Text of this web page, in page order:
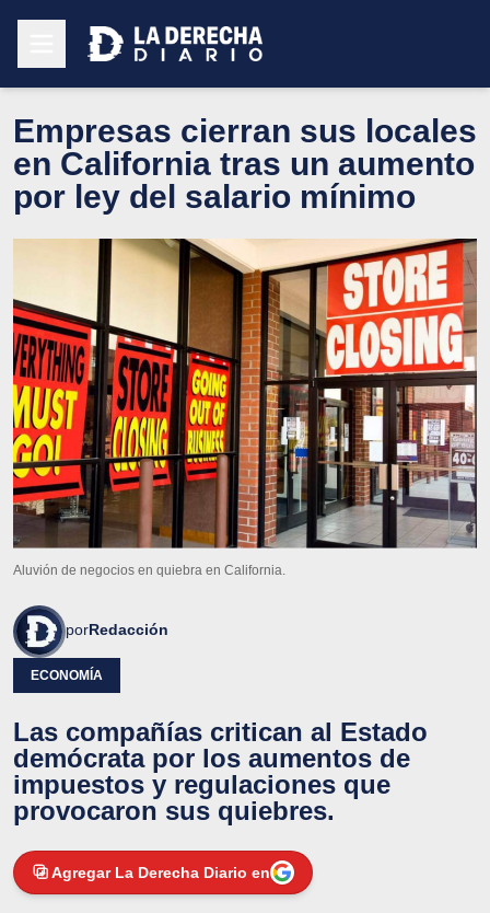
Empresas cierran sus locales
en California tras un aumento
por ley del salario mínimo
Aluvión de negocios en quiebra en California.
porRedacción
ECONOMÍA
Las compañías critican al Estado
demócrata por los aumentos de
impuestos y regulaciones que
provocaron sus quiebres.
Agregar La Derecha Diario en